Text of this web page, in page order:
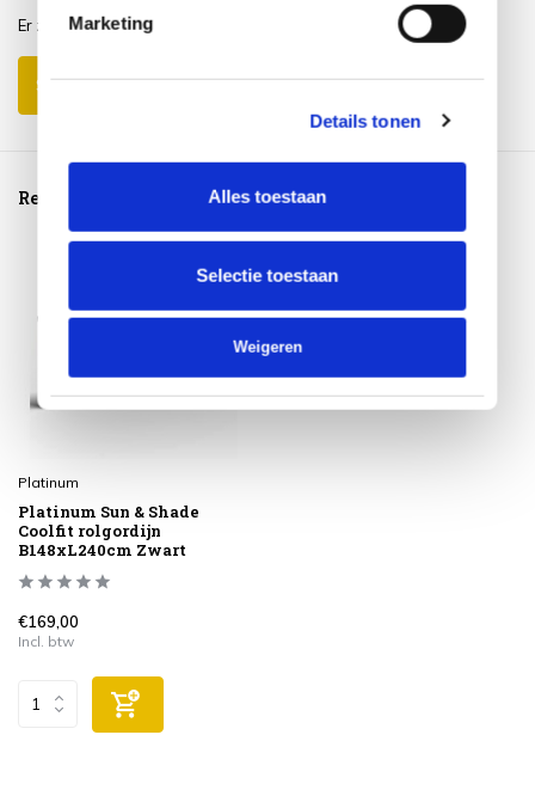
Marketing
Details tonen
Alles toestaan
Selectie toestaan
Weigeren
Er zijn nog geen reviews geschreven over dit product..
Schrijf je eigen review
Reeds bekeken
Platinum
Platinum Sun & Shade
Coolfit rolgordijn
B148xL240cm Zwart
€169,00
Incl. btw